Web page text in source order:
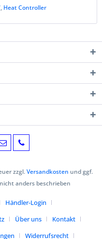
, Heat Controller
zzgl.Versandkosten und ggf.
anders beschrieben
Händler-Login
Über uns
Kontakt
Widerrufsrecht